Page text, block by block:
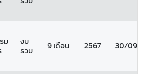
ม
งบ
รวม
9 เดือน 2567 30/09/